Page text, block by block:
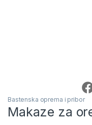
Bastenska oprema i pribor
Makaze za